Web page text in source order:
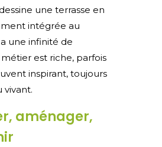
une terrasse en
intégrée au
une infinité de
est riche, parfois
inspirant, toujours
vivant.
aménager,